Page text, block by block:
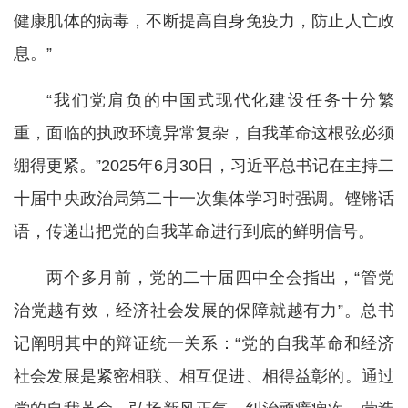
健康肌体的病毒，不断提高自身免疫力，防止人亡政
息。”
“我们党肩负的中国式现代化建设任务十分繁
重，面临的执政环境异常复杂，自我革命这根弦必须
绷得更紧。”2025年6月30日，习近平总书记在主持二
十届中央政治局第二十一次集体学习时强调。铿锵话
语，传递出把党的自我革命进行到底的鲜明信号。
两个多月前，党的二十届四中全会指出，“管党
治党越有效，经济社会发展的保障就越有力”。总书
记阐明其中的辩证统一关系：“党的自我革命和经济
社会发展是紧密相联、相互促进、相得益彰的。通过